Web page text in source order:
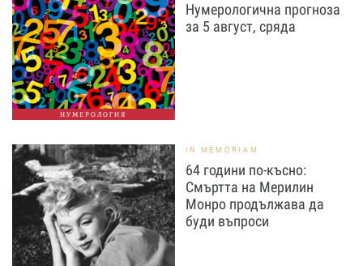
НУМЕРОЛОГИЯ
Нумерологична прогноза
за 5 август, сряда
IN MEMORIAM
64 години по-късно:
Смъртта на Мерилин
Монро продължава да
буди въпроси